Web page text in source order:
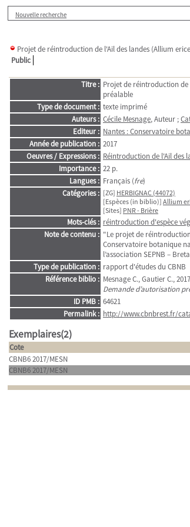
Nouvelle recherche
Projet de réintroduction de l'Ail des landes (Allium
Public
Titre : Projet de réintroduction de
préalable
Type de document : texte imprimé
Auteurs : Cécile Mesnage, Auteur ;
Editeur : Nantes : Conservatoire
Année de publication : 2017
Oeuvres / Expressions : Réintroduction de l'Ail des
Importance : 22 p.
Langues : Français (fre)
Catégories : [ZG] HERBIGNAC (44072)
[Espèces (in biblio)] Allium
[Sites] PNR - Brière
Mots-clés : réintroduction d'espèce
Note de contenu : "Le projet de
Conservatoire botanique
l’association SEPNB –
Type de publication : rapport d'études du CBNB
Référence biblio : Mesnage C., Gautier C.,
Demande d’autorisation
ID PMB : 64621
Permalink : http://www.cbnbrest.fr/
Exemplaires(2)
Cote
CBNB6 2017/MESN
CBNB6 2017/MESN